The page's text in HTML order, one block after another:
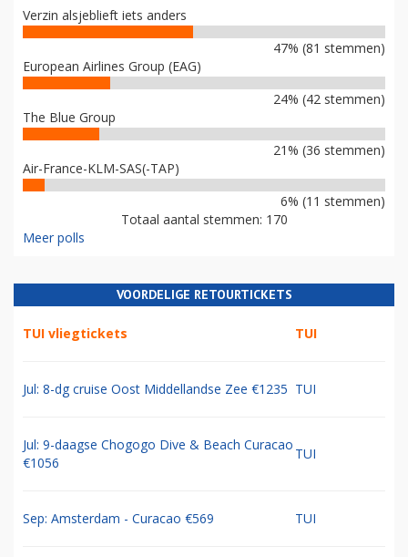
Verzin alsjeblieft iets anders
47% (81 stemmen)
European Airlines Group (EAG)
24% (42 stemmen)
The Blue Group
21% (36 stemmen)
Air-France-KLM-SAS(-TAP)
6% (11 stemmen)
Totaal aantal stemmen: 170
Meer polls
VOORDELIGE RETOURTICKETS
TUI vliegtickets TUI
Jul: 8-dg cruise Oost Middellandse Zee €1235 TUI
Jul: 9-daagse Chogogo Dive & Beach Curacao
€1056
TUI
Sep: Amsterdam - Curacao €569 TUI